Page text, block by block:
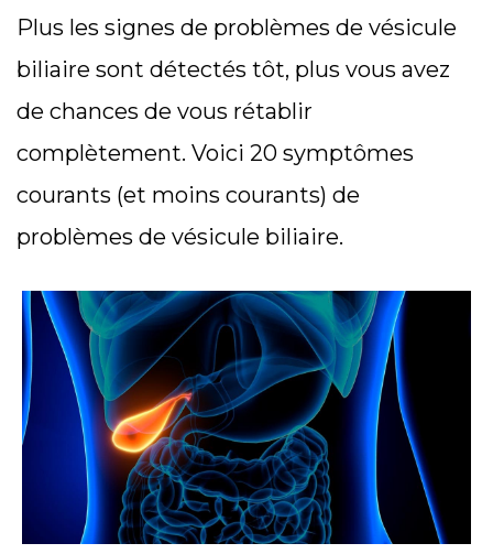
Plus les signes de problèmes de vésicule
biliaire sont détectés tôt, plus vous avez
de chances de vous rétablir
complètement. Voici 20 symptômes
courants (et moins courants) de
problèmes de vésicule biliaire.